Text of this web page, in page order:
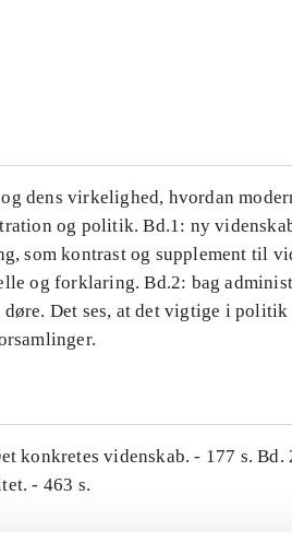
dens virkelighed, hvordan
og politik. Bd.1: ny
som kontrast og supplement til
og forklaring. Bd.2: bag
døre. Det ses, at det vigtige i
konkretes videnskab. - 177 s.
- 463 s.